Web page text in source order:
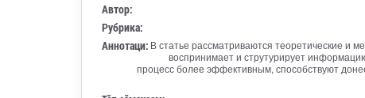
Автор:
Рубрика:
Аннотаци: В статье рассматриваются теоретические и
воспринимает и струтурирует
процесс более эффективным, способствуют